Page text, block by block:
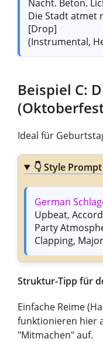
Nacht. Beton.
Die Stadt atmet
[Drop]
(Instrumental,
Beispiel C:
Ideal für
👇Style
German
Upbeat,
Party
Clapping,
Struktur-Tipp für
Einfache Reime
funktionieren hier
"Mitmachen" auf.